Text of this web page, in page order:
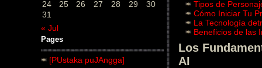
24
25 26 27 28 29
30
31
« Jul
Pages
[PUstaka puJAngga]
Tipos de
Cómo Iniciar Tu
La Tecnología
Beneficios de las
Los
AI